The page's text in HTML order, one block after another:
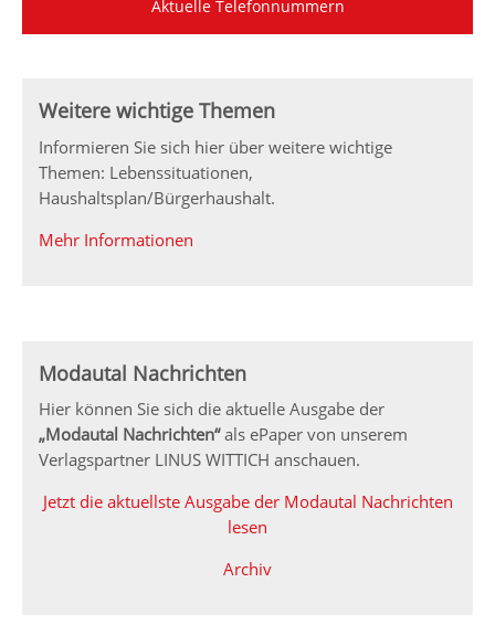
Aktuelle Telefonnummern
Weitere wichtige Themen
Informieren Sie sich hier über weitere wichtige
Themen: Lebenssituationen,
Haushaltsplan/Bürgerhaushalt.
Mehr Informationen
Modautal Nachrichten
Hier können Sie sich die aktuelle Ausgabe der
„Modautal Nachrichten“als ePaper von unserem
Verlagspartner LINUS WITTICH anschauen.
Jetzt die aktuellste Ausgabe der Modautal Nachrichten
lesen
Archiv